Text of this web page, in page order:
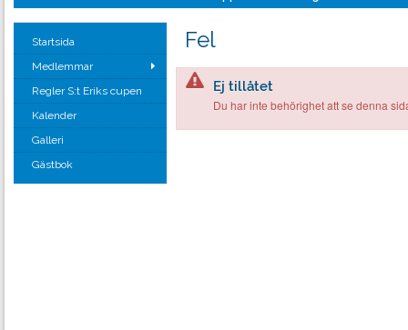
Startsida
Medlemmar
Regler S:t Eriks cupen
Kalender
Galleri
Gästbok
Fel
Ej tillåtet
Du har inte behörighet att se denna